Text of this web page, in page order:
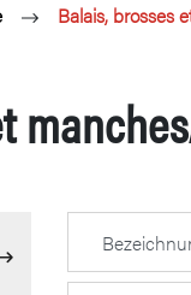
Balais, brosses